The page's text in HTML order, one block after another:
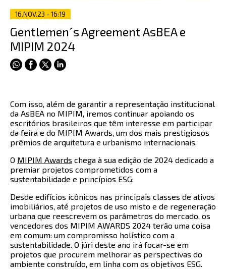
16.NOV.23 - 16:19
Gentlemen´s Agreement AsBEA e
MIPIM 2024
Com isso, além de garantir a representação institucional
da AsBEA no MIPIM, iremos continuar apoiando os
escritórios brasileiros que têm interesse em participar
da feira e do MIPIM Awards, um dos mais prestigiosos
prêmios de arquitetura e urbanismo internacionais.
O MIPIM Awards chega à sua edição de 2024 dedicado a
premiar projetos comprometidos com a
sustentabilidade e princípios ESG:
Desde edifícios icônicos nas principais classes de ativos
imobiliários, até projetos de uso misto e de regeneração
urbana que reescrevem os parâmetros do mercado, os
vencedores dos MIPIM AWARDS 2024 terão uma coisa
em comum: um compromisso holístico com a
sustentabilidade. O júri deste ano irá focar-se em
projetos que procurem melhorar as perspectivas do
ambiente construído, em linha com os objetivos ESG.